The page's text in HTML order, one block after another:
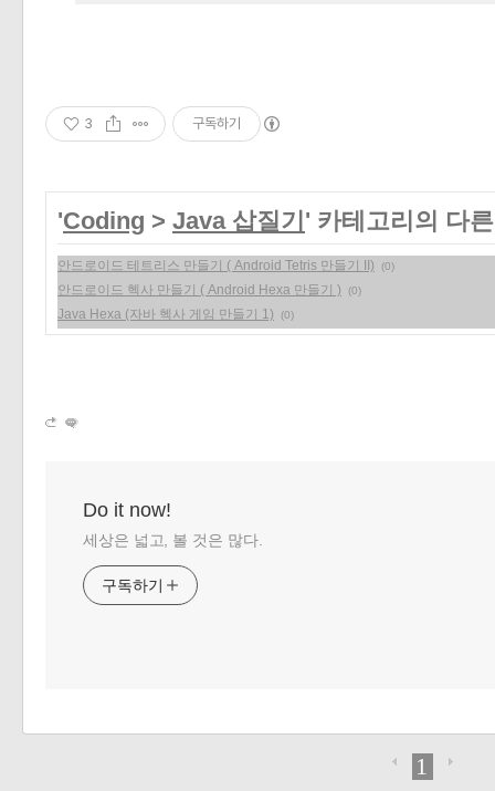
3 구독하기
'Coding > Java 삽질기 ' 카테고리의 다
안드로이드 테트리스 만들기 ( Android Tetris 만들기 II) (0)
안드로이드 헥사 만들기 ( Android Hexa 만들기 ) (0)
Java Hexa (자바 헥사 게임 만들기 1) (0)
Do it now!
세상은 넓고, 볼 것은 많다.
구독하기
1